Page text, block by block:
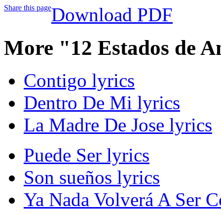
Share this pageDownload PDF
More "12 Estados de
Contigo lyrics
Dentro De Mi lyrics
La Madre De Jose lyrics
Puede Ser lyrics
Son sueños lyrics
Ya Nada Volverá A Ser